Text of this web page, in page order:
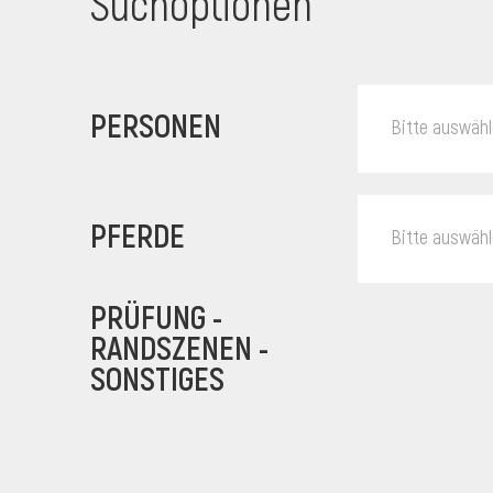
PERSONEN Bitte
PFERDE Bitte
PRÜFUNG -
RANDSZENEN -
SONSTIGES